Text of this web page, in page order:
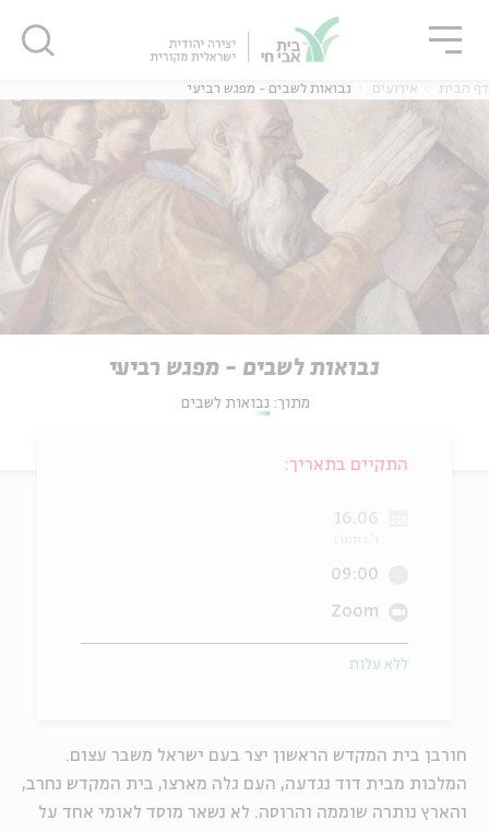
דף הבית אירועים נבואות לשבים - מפגש רביעי
נבואות לשבים - מפגש רביעי
מתוך: נבואות לשבים
חורבן בית המקדש הראשון יצר בעם ישראל משבר עצום.
המלכות מבית דוד נגדעה, העם גלה מארצו, בית המקדש נחרב,
והארץ נותרה שוממה והרוסה. לא נשאר מוסד לאומי אחד על
התקיים בתאריך:
16.06
09:00
Zoom
ללא עלות
סגור